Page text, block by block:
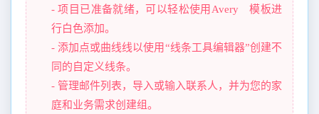
- 项目已准备就绪，可以轻松使用Avery®模板进
行白色添加。
- 添加点或曲线线以使用“线条工具编辑器”创建不
同的自定义线条。
- 管理邮件列表，导入或输入联系人，并为您的家
庭和业务需求创建组。